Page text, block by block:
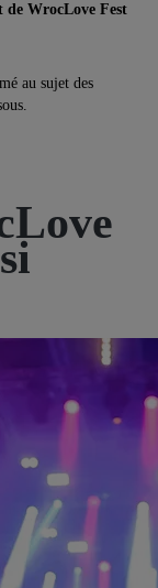
de WrocLove Fest
au sujet des